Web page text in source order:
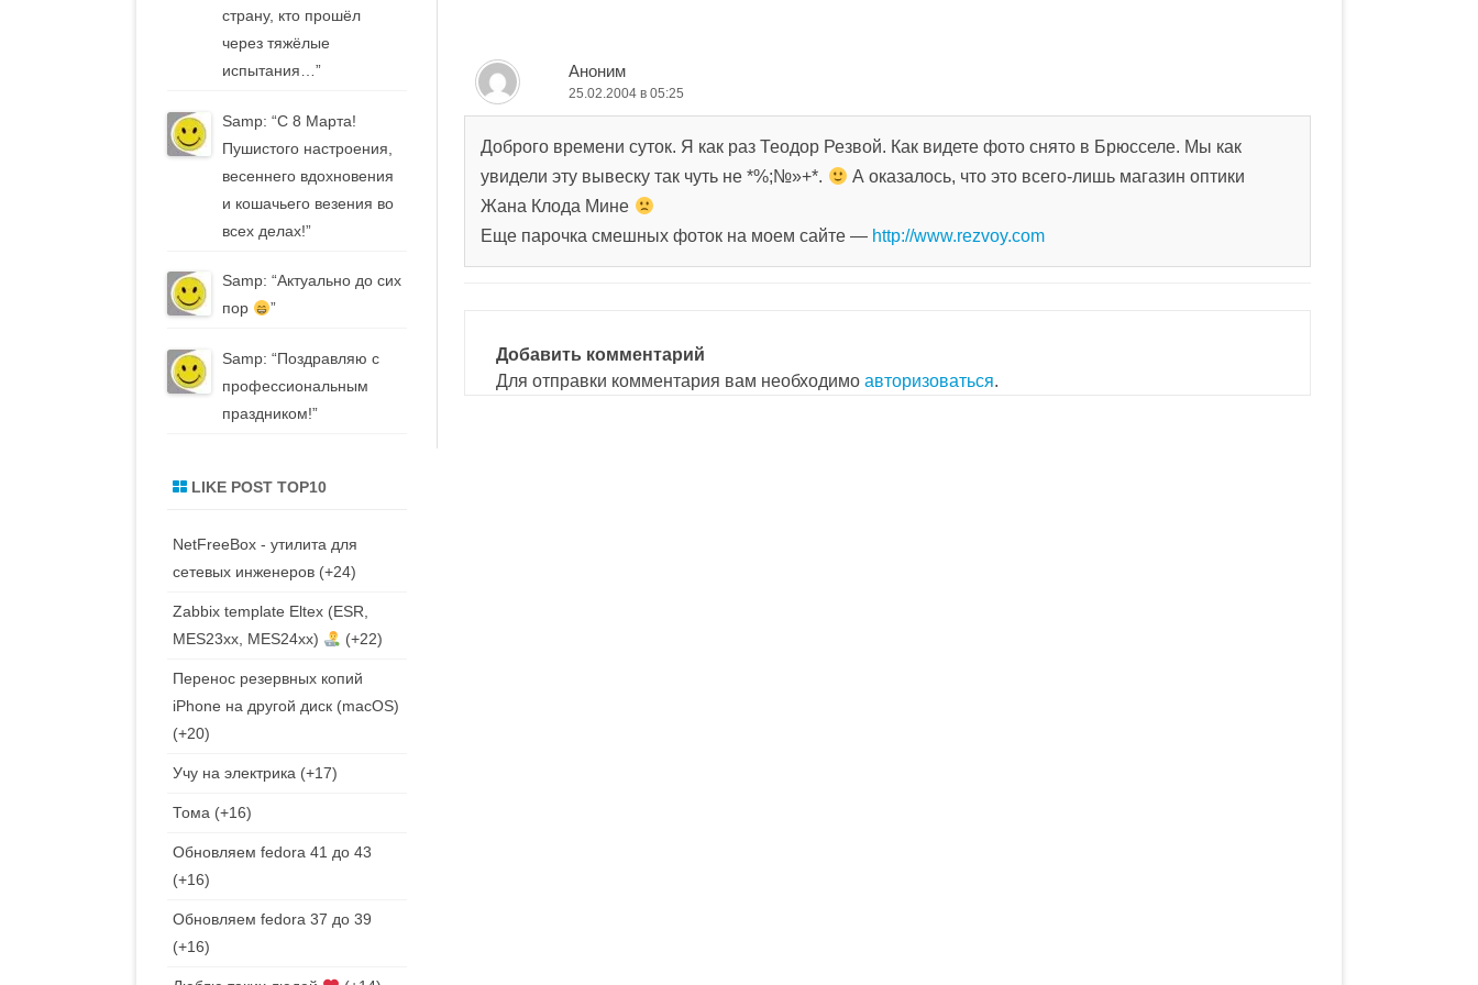
Аноним
25.02.2004 в 05:25
Доброго времени суток. Я как раз Теодор Резвой. Как видете фото снято в Брюсселе. Мы как
увидели эту вывеску так чуть не *%;№»+*.
А оказалось, что это всего-лишь магазин оптики
Жана Клода Мине
Еще парочка смешных фоток на моем сайте — http://www.rezvoy.com
Добавить комментарий
Для отправки комментария вам необходимоавторизоваться.
страну, кто прошёл
через тяжёлые
испытания… ”
Samp: “С 8 Марта!
Пушистого настроения,
весеннего вдохновения
и кошачьего везения во
всех делах!”
Samp: “Актуально до сих
пор
”
Samp: “Поздравляю с
профессиональным
праздником!”
LIKE POST TOP10
NetFreeBox - утилита для
сетевых инженеров +24
Zabbix template Eltex (ESR,
MES23xx, MES24xx)
+22
Перенос резервных копий
iPhone на другой диск (macOS)
+20
Учу на электрика +17
Тома +16
Обновляем fedora 41 до 43
+16
Обновляем fedora 37 до 39
+16